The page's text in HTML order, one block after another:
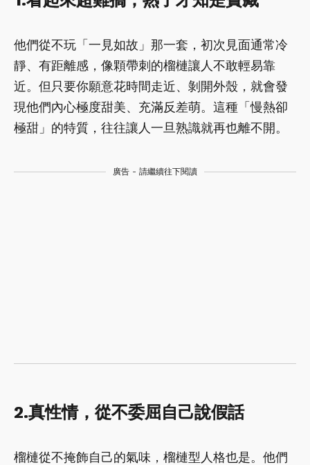
他們從不玩「一見如故」那一套，初次見面通常冷
靜、有距離感，像顆帶刺的榴槤讓人不敢輕易靠
近。但只要你願意花時間走近、剝開外殼，就會發
現他們內心極度甜美、充滿反差萌。這種「慢熱卻
極甜」的特質，往往讓人一旦熟識就再也離不開。
廣告 - 請繼續往下閱讀
2.真性情，從不委屈自己說假話
榴槤從不掩飾自己的氣味，榴槤型人格也是。他們